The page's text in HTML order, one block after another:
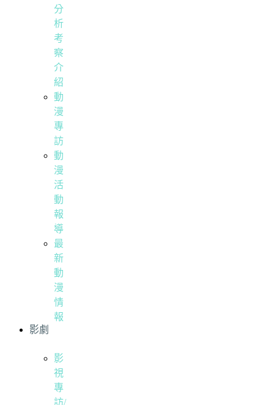
分
析
考
察
介
紹
動
漫
專
訪
動
漫
活
動
報
導
最
新
動
漫
情
報
影劇
影
視
專
訪/